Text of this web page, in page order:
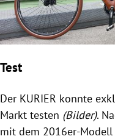
Test
Der KURIER konnte
Markt testen (Bilder).
mit dem 2016er-